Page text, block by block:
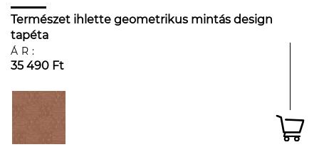
Természet ihlette geometrikus mintás design
tapéta
ÁR:
35 490 Ft